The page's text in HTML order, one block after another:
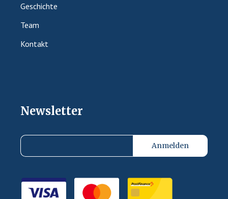
Geschichte
Team
Kontakt
Newsletter
Anmelden